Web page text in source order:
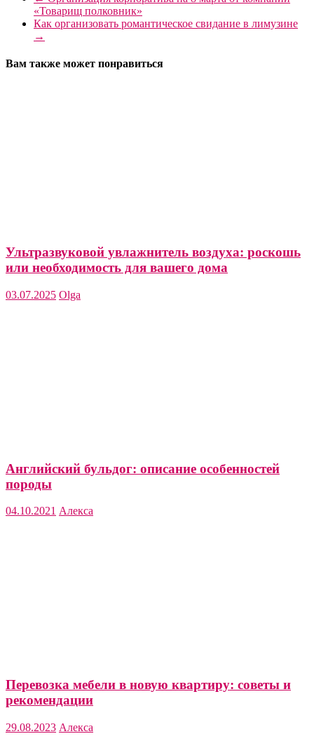
«Товарищ полковник»
Как организовать романтическое свидание в лимузине
→
Вам также может понравиться
Ультразвуковой увлажнитель воздуха: роскошь
или необходимость для вашего дома
03.07.2025 Olga
Английский бульдог: описание особенностей
породы
04.10.2021 Алекса
Перевозка мебели в новую квартиру: советы и
рекомендации
29.08.2023 Алекса